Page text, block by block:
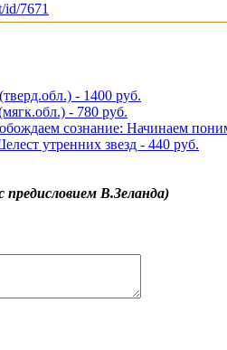
id/7671
- 1400 руб.
- 780 руб.
сознание: Начинаем
утренних звезд - 440 руб.
предисловием В.Зеланда)